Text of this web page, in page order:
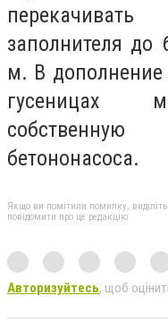
заполнителя
м. В
гусеницах
бетононасоса.
Якщо ви помітили помилку, виділіть
повідомити про це редакцію
Авторизуйтесь, щоб